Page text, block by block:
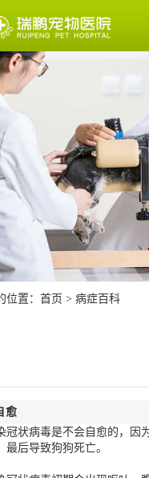
位置： 首页 > 病症百科
愈
冠状病毒是不会自愈的，因
最后导致狗狗死亡。